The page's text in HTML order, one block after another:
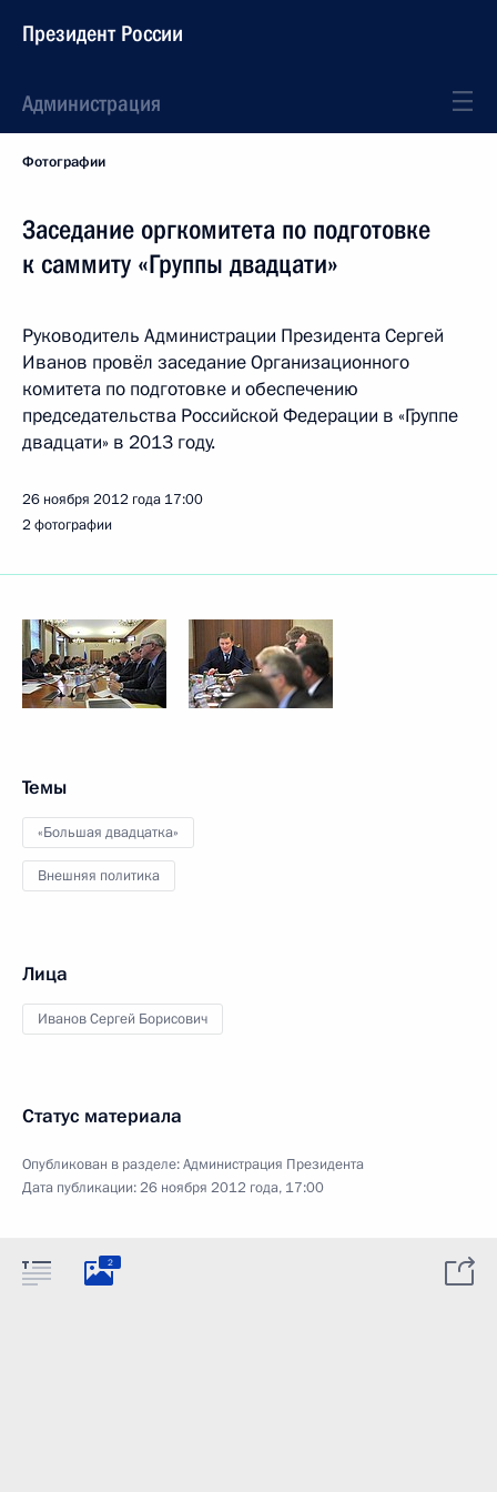
Президент России
Администрация
Фотографии
Заседание оргкомитета по подготовке
к саммиту «Группы двадцати»
Руководитель Администрации Президента Сергей
Иванов провёл заседание Организационного
комитета по подготовке и обеспечению
председательства Российской Федерации в «Группе
двадцати» в 2013 году.
26 ноября 2012 года 17:00
2 фотографии
Темы
«Большая двадцатка»
Внешняя политика
Лица
Иванов Сергей Борисович
Статус материала
Опубликован в разделе:Администрация Президента
Дата публикации:26 ноября 2012 года, 17:00
2